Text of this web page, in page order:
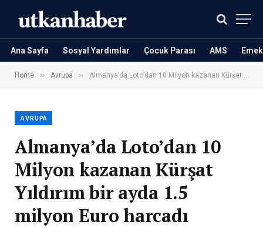
Ana Sayfa Sosyal Yardımlar Çocuk Parası AMS
Home » Avrupa » Almanya’da Loto’dan 10 Milyon kazanan Kürşat Yıldırım bir ayda 1.5 milyon Euro harcadı
AVRUPA
Almanya’da Loto’dan 10
Milyon kazanan Kürşat
Yıldırım bir ayda 1.5
milyon Euro harcadı